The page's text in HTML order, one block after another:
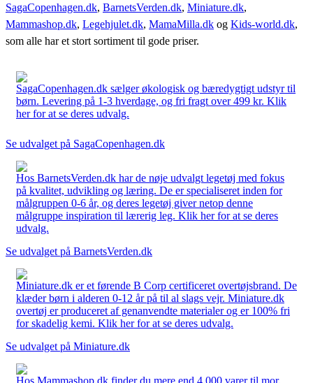
SagaCopenhagen.dk, BarnetsVerden.dk, Miniature.dk,
Mammashop.dk, Legehjulet.dk, MamaMilla.dk og Kids-world.dk,
som alle har et stort sortiment til gode priser.
SagaCopenhagen.dk sælger økologisk og bæredygtigt udstyr til
børn. Levering på 1-3 hverdage, og fri fragt over 499 kr. Klik
her for at se deres udvalg.
Se udvalget på SagaCopenhagen.dk
Hos BarnetsVerden.dk har de nøje udvalgt legetøj med fokus
på kvalitet, udvikling og læring. De er specialiseret inden for
målgruppen 0-6 år, og deres legetøj giver netop denne
målgruppe inspiration til lærerig leg. Klik her for at se deres
udvalg.
Se udvalget på BarnetsVerden.dk
Miniature.dk er et førende B Corp certificeret overtøjsbrand. De
klæder børn i alderen 0-12 år på til al slags vejr. Miniature.dk
overtøj er produceret af genanvendte materialer og er 100% fri
for skadelig kemi. Klik her for at se deres udvalg.
Se udvalget på Miniature.dk
Hos Mammashop.dk finder du mere end 4.000 varer til mor,